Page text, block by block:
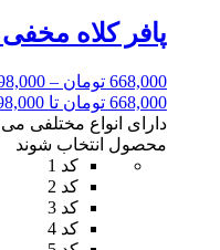
پافر کلاه مخفی ROYALTY کد1112
668,000 تومان –
668,000 تومان تا 898,000 تومان
دارای انواع مختلفی
محصول انتخاب شوند
کد 1
کد 2
کد 3
کد 4